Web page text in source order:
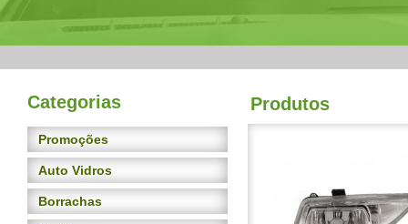
Categorias
Promoções
Auto Vidros
Borrachas
Produtos